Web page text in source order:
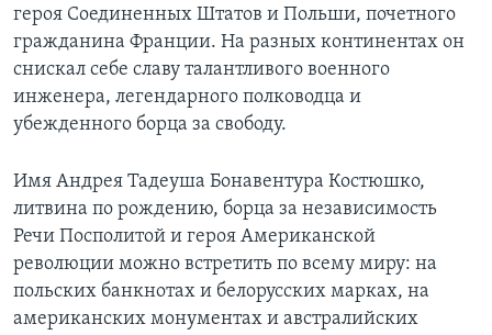
героя Соединенных Штатов и Польши, почетного
гражданина Франции. На разных континентах он
снискал себе славу талантливого военного
инженера, легендарного полководца и
убежденного борца за свободу.
Имя Андрея Тадеуша Бонавентура Костюшко,
литвина по рождению, борца за независимость
Речи Посполитой и героя Американской
революции можно встретить по всему миру: на
польских банкнотах и белорусских марках, на
американских монументах и австралийских